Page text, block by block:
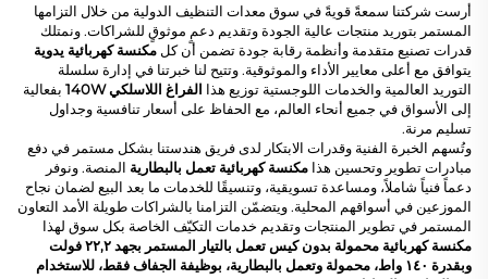
أرست شركتنا سمعةً قويةً في سوق معدات التنظيف الدولية من خلال التزامها
المستمر بتوريد منتجات عالية الجودة وتقديم دعمٍ موثوقٍ للشراكات. ونمتلك
قدرات تصنيع متقدمة وأنظمة رقابة جودة تضمن أن كل مكنسة كهربائية يدوية
يتوافق مع أعلى معايير الأداء والموثوقية. وتتيح لنا خبرتنا في إدارة سلسلة
التوريد العالمية والخدمات اللوجستية توزيع هذا الفراغ اللاسلكي 140W
بفعالية
إلى الأسواق في جميع أنحاء العالم، مع الحفاظ على أسعار تنافسية وجداول
تسليم مرنة.
وتُسهم الخبرة الفنية وقدرات الابتكار لدى فريق هندستنا بشكل مستمر في دفع
مبادرات تطوير وتحسين هذا مكنسة كهربائية تعمل بالبطارية المنصة. ونوفر
دعماً فنياً شاملاً، ومساعدة تسويقية، وتنسيقًا للخدمات ما بعد البيع لضمان نجاح
الموزعين في أسواقهم المحلية. ويتضمّن التزامنا بالشراكات طويلة الأمد التعاون
المستمر في تطوير المنتجات وتقديم خدمات التكيّف الخاصة بكل سوق لهذا
مكنسة كهربائية محمولة بدون كيس تعمل بالتيار المستمر بجهد ٢٢,٢ فولت
وبقدرة ١٤٠ واط، محمولة وتعمل بالبطارية، بوظيفة الجفاف فقط، للاستخدام